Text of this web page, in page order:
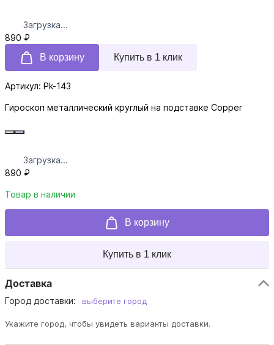
Загрузка...
890 ₽
В корзину
Купить в 1 клик
Артикул: Pk-143
Гироскоп металлический круглый на подставке Copper
Загрузка...
890 ₽
Товар в наличии
В корзину
Купить в 1 клик
Доставка
Город доставки: выберите город
Укажите город, чтобы увидеть варианты доставки.